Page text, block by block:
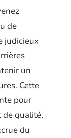
de
judicieux
un
Cette
pour
de qualité,
du